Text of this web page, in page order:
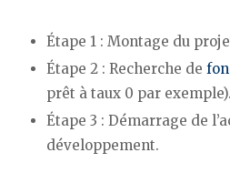
Étape 1 : Montage du
Étape 2 : Recherche de
prêt à taux 0 par exemple).
Étape 3 : Démarrage de
développement.